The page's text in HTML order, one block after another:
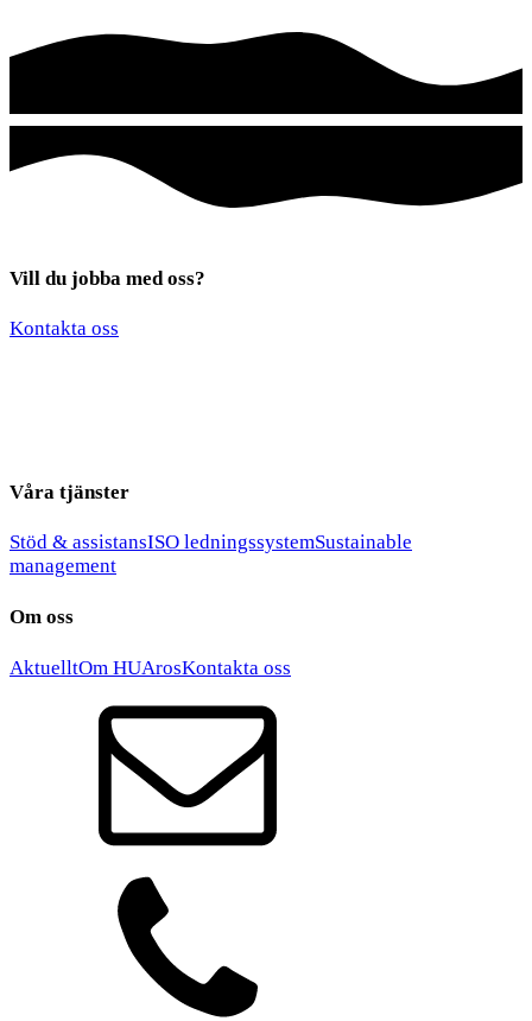
*
Vill du jobba med oss?
Kontakta oss
Våra tjänster
Stöd & assistansISO ledningssystemSustainable
management
Om oss
AktuelltOm HUArosKontakta oss